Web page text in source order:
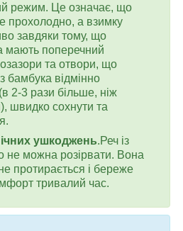
режим. Це означає, що
прохолодно, а взимку
завдяки тому, що
мають поперечний
та отвори, що
бамбука відмінно
2-3 рази більше, ніж
швидко сохнути та
ушкоджень.Реч із
не можна розірвати. Вона
протирається і береже
тривалий час.